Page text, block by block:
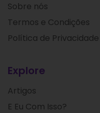
Sobre nós
Termos e Condições
Política de Privacidade
Explore
Artigos
E Eu Com Isso?